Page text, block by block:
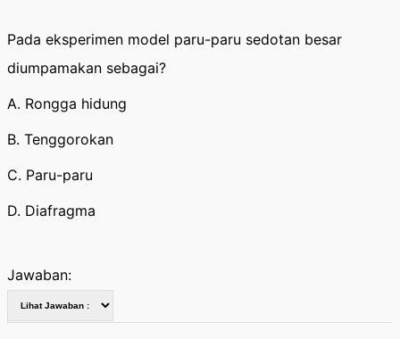
Pada eksperimen model paru-paru sedotan besar
diumpamakan sebagai?
A. Rongga hidung
B. Tenggorokan
C. Paru-paru
D. Diafragma
Jawaban: